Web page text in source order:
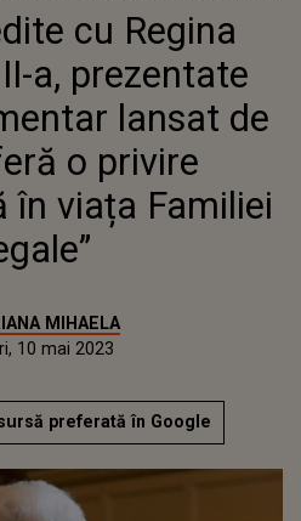
ÎNTR-UN DOCUMENTAR
„OFERĂ O PRIVIRE
ÎN VIAȚA FAMILIEI
cu Regina
a, prezentate
lansat de
o privire
în viața Familiei
MIHAELA
10 mai 2023
preferată în Google